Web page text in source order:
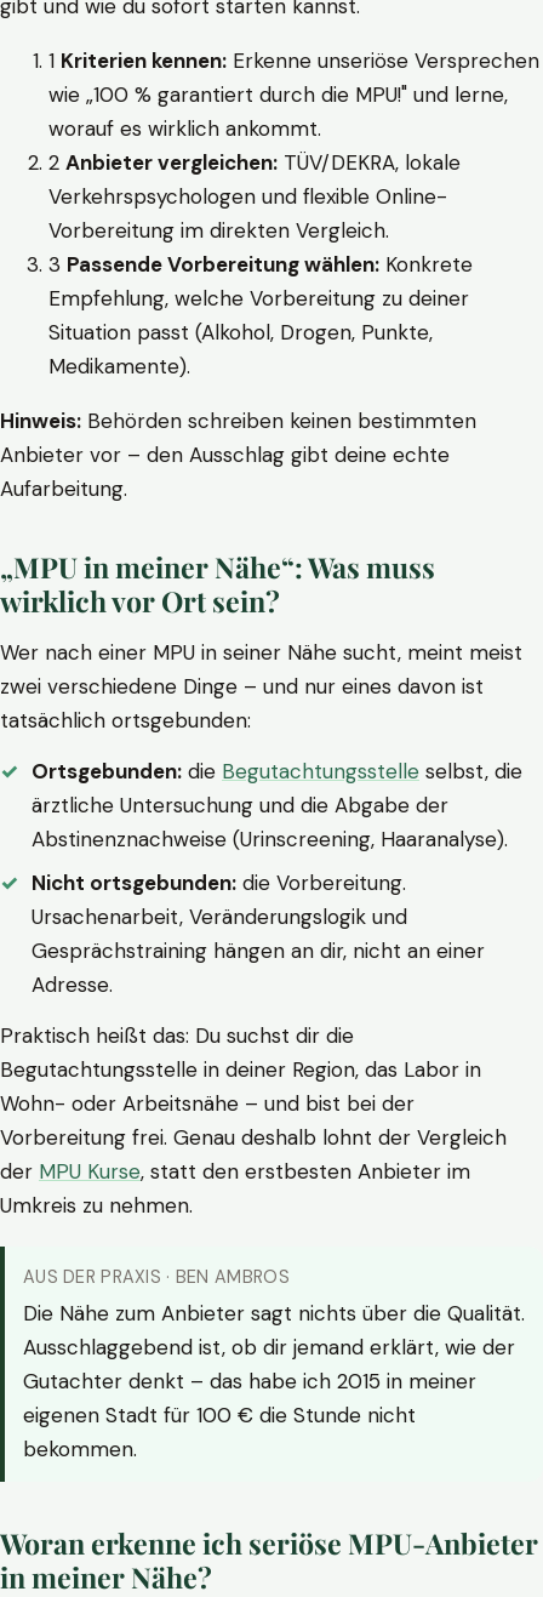
gibt und wie du sofort starten kannst.
1 Kriterien kennen: Erkenne unseriöse Versprechen
wie „100 % garantiert durch die MPU!" und lerne,
worauf es wirklich ankommt.
2 Anbieter vergleichen: TÜV/DEKRA, lokale
Verkehrspsychologen und flexible Online-
Vorbereitung im direkten Vergleich.
3 Passende Vorbereitung wählen: Konkrete
Empfehlung, welche Vorbereitung zu deiner
Situation passt (Alkohol, Drogen, Punkte,
Medikamente).
Hinweis: Behörden schreiben keinen bestimmten
Anbieter vor – den Ausschlag gibt deine echte
Aufarbeitung.
„MPU in meiner Nähe“: Was muss
wirklich vor Ort sein?
Wer nach einer MPU in seiner Nähe sucht, meint meist
zwei verschiedene Dinge – und nur eines davon ist
tatsächlich ortsgebunden:
Ortsgebunden: die Begutachtungsstelle selbst, die
ärztliche Untersuchung und die Abgabe der
Abstinenznachweise (Urinscreening, Haaranalyse).
Nicht ortsgebunden: die Vorbereitung.
Ursachenarbeit, Veränderungslogik und
Gesprächstraining hängen an dir, nicht an einer
Adresse.
Praktisch heißt das: Du suchst dir die
Begutachtungsstelle in deiner Region, das Labor in
Wohn- oder Arbeitsnähe – und bist bei der
Vorbereitung frei. Genau deshalb lohnt der Vergleich
der MPU Kurse, statt den erstbesten Anbieter im
Umkreis zu nehmen.
AUS DER PRAXIS · BEN AMBROS
Die Nähe zum Anbieter sagt nichts über die Qualität.
Ausschlaggebend ist, ob dir jemand erklärt, wie der
Gutachter denkt – das habe ich 2015 in meiner
eigenen Stadt für 100 € die Stunde nicht
bekommen.
Woran erkenne ich seriöse MPU-Anbieter
in meiner Nähe?